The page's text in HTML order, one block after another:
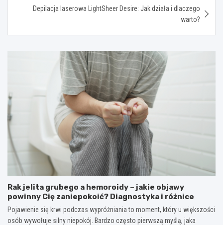
Depilacja laserowa LightSheer Desire: Jak działa i dlaczego
warto?
Rak jelita grubego a hemoroidy – jakie objawy
powinny Cię zaniepokoić? Diagnostyka i różnice
Pojawienie się krwi podczas wypróżniania to moment, który u większości
osób wywołuje silny niepokój. Bardzo często pierwszą myślą, jaka